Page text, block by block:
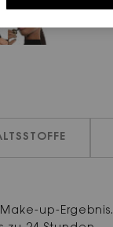
up-Ergebnis.